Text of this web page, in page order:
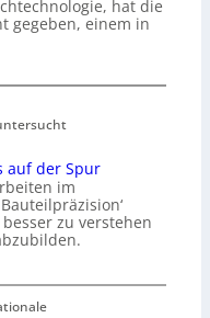
hat die
gegeben, einem in
auf der Spur
im
zu verstehen